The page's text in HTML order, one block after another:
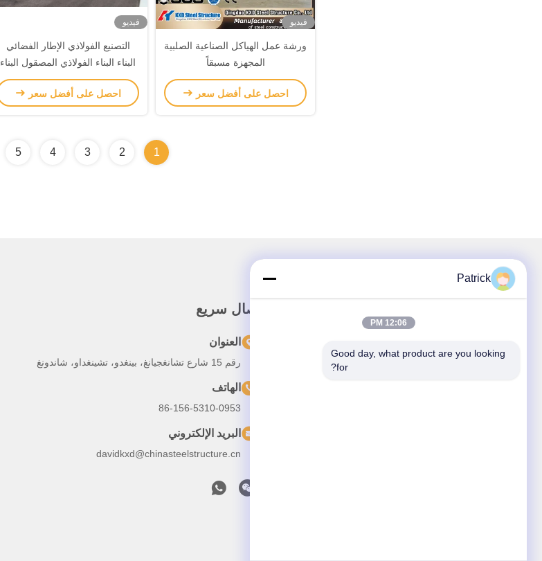
فيديو
ورشة عمل الهياكل الصناعية الصلبية
المجهزة مسبقاً
احصل على أفضل سعر
فيديو
التصنيع الفولاذي الإطار الفضائي
البناء البناء الفولاذي المصقول البناء
السكني
احصل على أفضل سعر
1
2
3
4
5
اتصال سريع
العنوان
رقم 15 شارع تشانغجيانغ، بينغدو، تشينغداو، شاندونغ
الهاتف
86-156-5310-0953
البريد الإلكتروني
davidkxd@chinasteelstructure.cn
Patrick
12:06 PM
Good day, what product are you looking
for?